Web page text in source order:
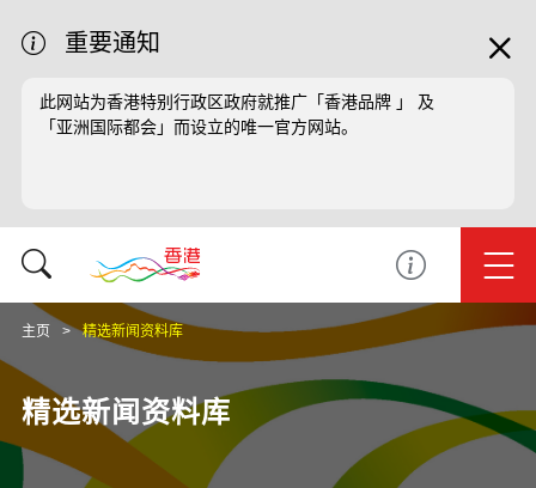
重要通知
此网站为香港特别行政区政府就推广「香港品牌 」 及
「亚洲国际都会」而设立的唯一官方网站。
主页 精选新闻资料库
精选新闻资料库